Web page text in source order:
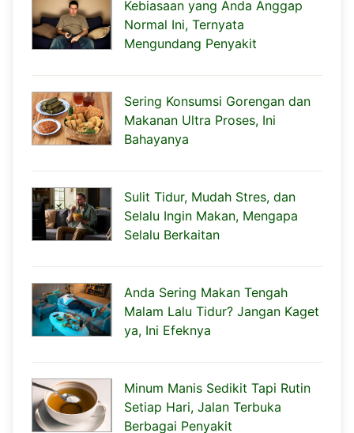
Kebiasaan yang Anda Anggap
Normal Ini, Ternyata
Mengundang Penyakit
Sering Konsumsi Gorengan dan
Makanan Ultra Proses, Ini
Bahayanya
Sulit Tidur, Mudah Stres, dan
Selalu Ingin Makan, Mengapa
Selalu Berkaitan
Anda Sering Makan Tengah
Malam Lalu Tidur? Jangan Kaget
ya, Ini Efeknya
Minum Manis Sedikit Tapi Rutin
Setiap Hari, Jalan Terbuka
Berbagai Penyakit